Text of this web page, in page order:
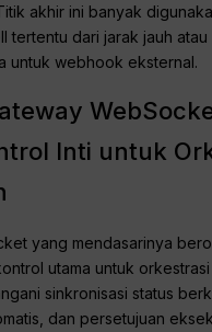
akhir ini banyak
tertentu dari jarak jauh
untuk webhook eksternal.
Inti untuk
yang mendasarinya
utama untuk
sinkronisasi status
dan persetujuan